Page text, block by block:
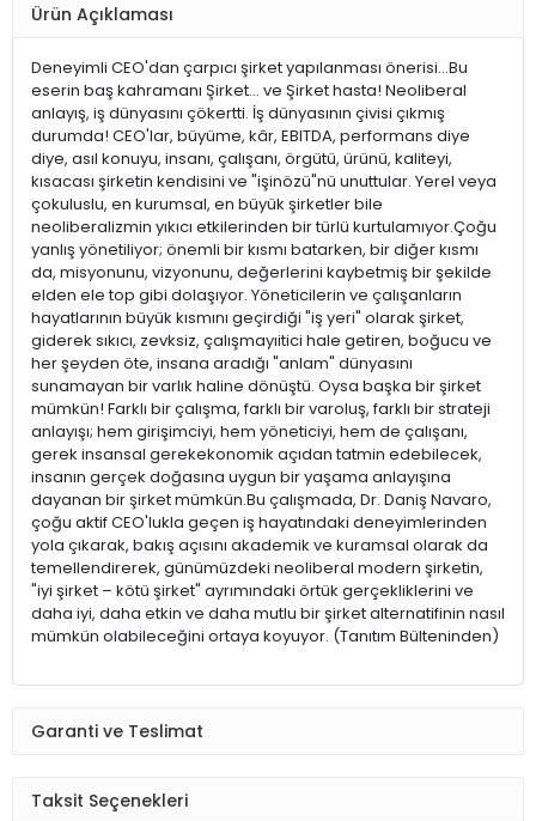
Ürün Açıklaması
Deneyimli CEO'dan çarpıcı şirket yapılanması önerisi...Bu
eserin baş kahramanı Şirket... ve Şirket hasta! Neoliberal
anlayış, iş dünyasını çökertti. İş dünyasının çivisi çıkmış
durumda! CEO'lar, büyüme, kâr, EBITDA, performans diye
diye, asıl konuyu, insanı, çalışanı, örgütü, ürünü, kaliteyi,
kısacası şirketin kendisini ve "işinözü"nü unuttular. Yerel veya
çokuluslu, en kurumsal, en büyük şirketler bile
neoliberalizmin yıkıcı etkilerinden bir türlü kurtulamıyor.Çoğu
yanlış yönetiliyor; önemli bir kısmı batarken, bir diğer kısmı
da, misyonunu, vizyonunu, değerlerini kaybetmiş bir şekilde
elden ele top gibi dolaşıyor. Yöneticilerin ve çalışanların
hayatlarının büyük kısmını geçirdiği "iş yeri" olarak şirket,
giderek sıkıcı, zevksiz, çalışmayıitici hale getiren, boğucu ve
her şeyden öte, insana aradığı "anlam" dünyasını
sunamayan bir varlık haline dönüştü. Oysa başka bir şirket
mümkün! Farklı bir çalışma, farklı bir varoluş, farklı bir strateji
anlayışı; hem girişimciyi, hem yöneticiyi, hem de çalışanı,
gerek insansal gerekekonomik açıdan tatmin edebilecek,
insanın gerçek doğasına uygun bir yaşama anlayışına
dayanan bir şirket mümkün.Bu çalışmada, Dr. Daniş Navaro,
çoğu aktif CEO'lukla geçen iş hayatındaki deneyimlerinden
yola çıkarak, bakış açısını akademik ve kuramsal olarak da
temellendirerek, günümüzdeki neoliberal modern şirketin,
"iyi şirket – kötü şirket" ayrımındaki örtük gerçekliklerini ve
daha iyi, daha etkin ve daha mutlu bir şirket alternatifinin nasıl
mümkün olabileceğini ortaya koyuyor. (Tanıtım Bülteninden)
Garanti ve Teslimat
Taksit Seçenekleri